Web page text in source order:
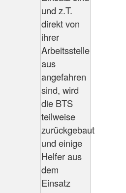
und z.T.
direkt von
ihrer
Arbeitsstelle
aus
angefahren
sind, wird
die BTS
teilweise
zurückgebaut
und einige
Helfer aus
dem
Einsatz